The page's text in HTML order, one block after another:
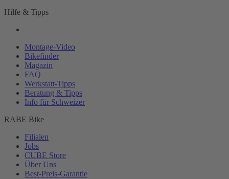
Hilfe & Tipps
Montage-Video
Bikefinder
Magazin
FAQ
Werkstatt-Tipps
Beratung & Tipps
Info für Schweizer
RABE Bike
Filialen
Jobs
CUBE Store
Über Uns
Best-Preis-Garantie